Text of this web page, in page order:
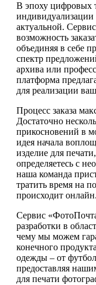
В эпоху цифровых
индивидуализации
актуальной.
возможность
объединяя в себе
спектр
архива или
платформа
для реализации
Процесс заказа
Достаточно
прикосновений в
идея начала
изделие для
определяетесь с
наша команда
тратить время на
происходит онлайн.
Сервис
разработки в
чему мы можем
конечного
одежды – от
предоставляя
для печати